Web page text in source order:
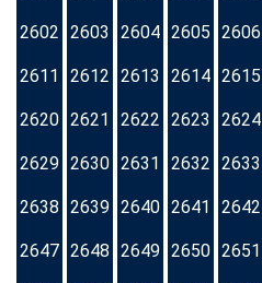
2602 2603 2604 2605 2606
2611 2612 2613 2614 2615
2620 2621 2622 2623 2624
2629 2630 2631 2632 2633
2638 2639 2640 2641 2642
2647 2648 2649 2650 2651